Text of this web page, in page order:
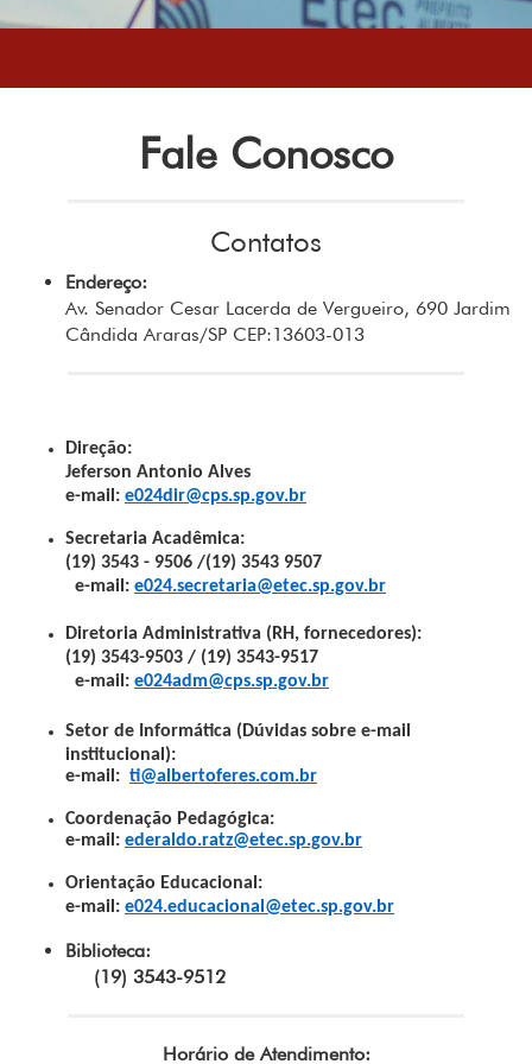
Fale Conosco
Contatos
Endereço:
Av. Senador Cesar Lacerda de Vergueiro, 690 Jardim
Cândida Araras/SP CEP:13603-013
Direção:
Jeferson Antonio Alves
e-mail: e024dir@cps.sp.gov.br
Secretaria Acadêmica:
(19) 3543 - 9506 /(19) 3543 9507
e-mail: e024.secretaria@etec.sp.gov.br
Diretoria Administrativa (RH, fornecedores):
(19) 3543-9503 / (19) 3543-9517
e-mail: e024adm@cps.sp.gov.br
Setor de Informática (Dúvidas sobre e-mail
institucional):
e-mail: ti@albertoferes.com.br
Coordenação Pedagógica:
e-mail: ederaldo.ratz@etec.sp.gov.br
Orientação Educacional:
e-mail: e024.educacional@etec.sp.gov.br
Biblioteca:
(19) 3543-9512
Horário de Atendimento: